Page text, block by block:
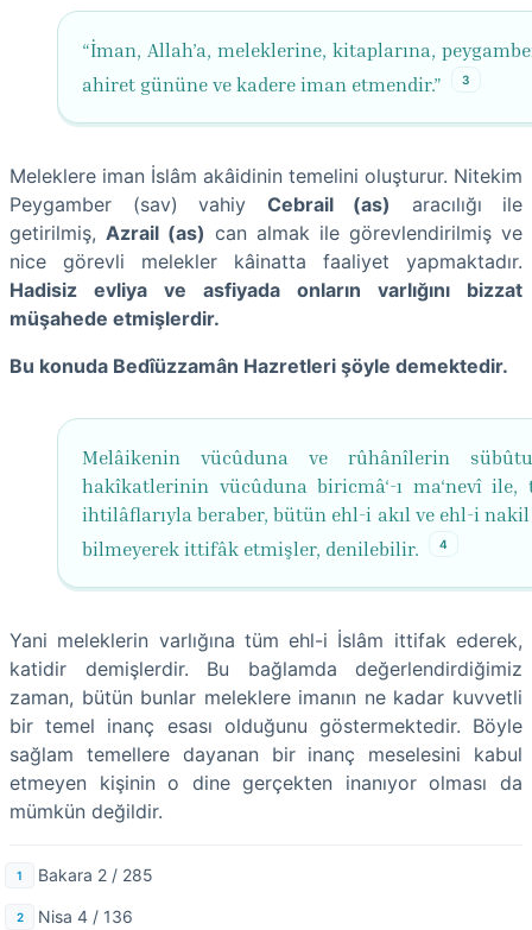
“İman, Allah’a, meleklerine, kitaplarına,
ahiret gününe ve kadere iman etmendir.”
3
Meleklere iman İslâm akâidinin temelini oluşturur. Nitekim
Peygamber (sav) vahiy Cebrail (as) aracılığı ile
getirilmiş, Azrail (as) can almak ile görevlendirilmiş ve
nice görevli melekler kâinatta faaliyet yapmaktadır.
Hadisiz evliya ve asfiyada onların varlığını bizzat
müşahede etmişlerdir.
Bu konuda Bedîüzzamân Hazretleri şöyle demektedir.
Melâikenin vücûduna ve rûhânîlerin
hakîkatlerinin vücûduna biricmâ‘-ı ma‘nevî ile,
ihtilâflarıyla beraber, bütün ehl-i akıl ve ehl-i
bilmeyerek ittifâk etmişler, denilebilir.
4
Yani meleklerin varlığına tüm ehl-i İslâm ittifak ederek,
katidir demişlerdir. Bu bağlamda değerlendirdiğimiz
zaman, bütün bunlar meleklere imanın ne kadar kuvvetli
bir temel inanç esası olduğunu göstermektedir. Böyle
sağlam temellere dayanan bir inanç meselesini kabul
etmeyen kişinin o dine gerçekten inanıyor olması da
mümkün değildir.
Bakara 2 / 285
Nisa 4 / 136